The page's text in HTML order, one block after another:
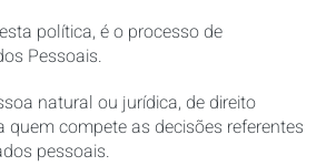
política, é o processo de
Pessoais.
natural ou jurídica, de direito
quem compete as decisões referentes
pessoais.